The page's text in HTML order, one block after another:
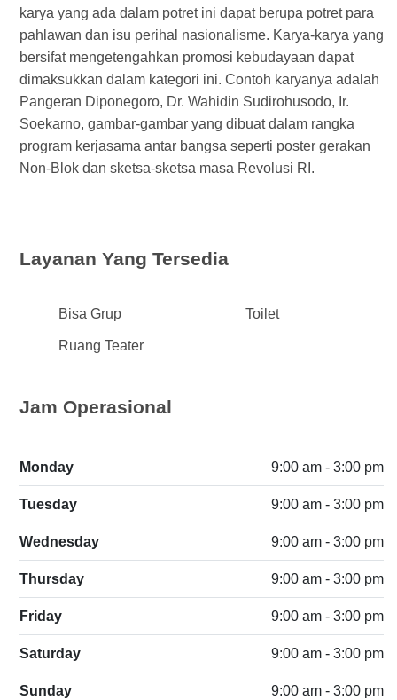
karya yang ada dalam potret ini dapat berupa potret para
pahlawan dan isu perihal nasionalisme. Karya-karya yang
bersifat mengetengahkan promosi kebudayaan dapat
dimaksukkan dalam kategori ini. Contoh karyanya adalah
Pangeran Diponegoro, Dr. Wahidin Sudirohusodo, Ir.
Soekarno, gambar-gambar yang dibuat dalam rangka
program kerjasama antar bangsa seperti poster gerakan
Non-Blok dan sketsa-sketsa masa Revolusi RI.
Layanan Yang Tersedia
Bisa Grup Toilet
Ruang Teater
Jam Operasional
Monday 9:00 am - 3:00 pm
Tuesday 9:00 am - 3:00 pm
Wednesday 9:00 am - 3:00 pm
Thursday 9:00 am - 3:00 pm
Friday 9:00 am - 3:00 pm
Saturday 9:00 am - 3:00 pm
Sunday 9:00 am - 3:00 pm